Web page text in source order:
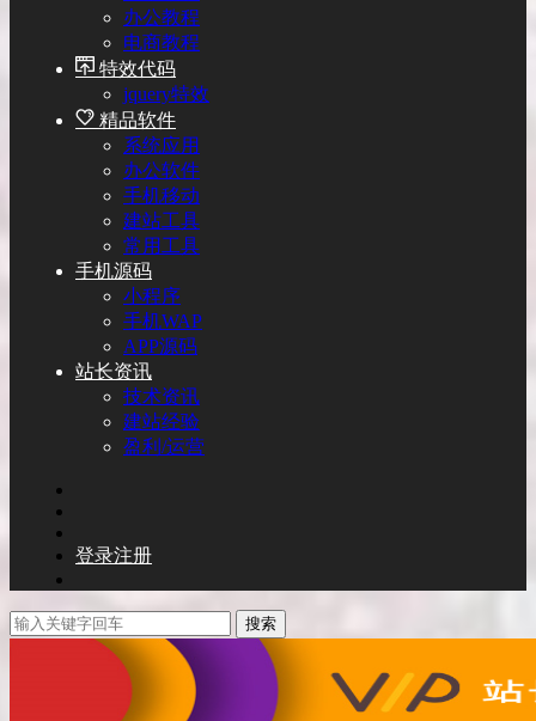
办公教程
电商教程
特效代码
jquery特效
精品软件
系统应用
办公软件
手机移动
建站工具
常用工具
手机源码
小程序
手机WAP
APP源码
站长资讯
技术资讯
建站经验
盈利/运营
登录注册
搜索